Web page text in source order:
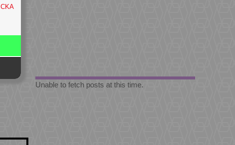
CKA
Unable to fetch posts at this time.